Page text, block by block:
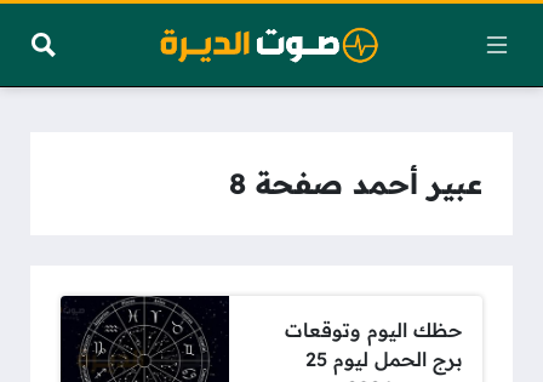
عبير أحمد صفحة 8
حظك اليوم وتوقعات
برج الحمل ليوم 25